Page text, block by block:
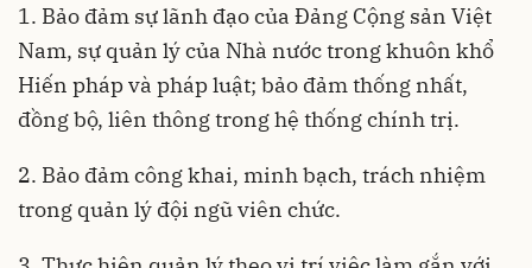
1. Bảo đảm sự lãnh đạo của Đảng Cộng sản Việt
Nam, sự quản lý của Nhà nước trong khuôn khổ
Hiến pháp và pháp luật; bảo đảm thống nhất,
đồng bộ, liên thông trong hệ thống chính trị.
2. Bảo đảm công khai, minh bạch, trách nhiệm
trong quản lý đội ngũ viên chức.